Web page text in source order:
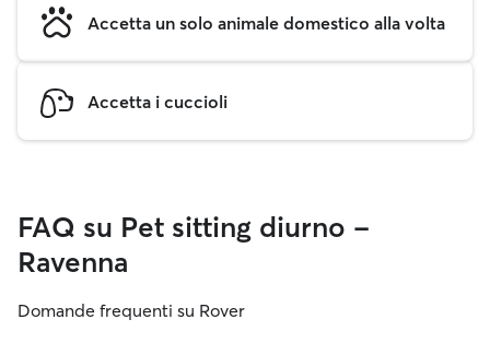
Accetta un solo animale domestico alla volta
Accetta i cuccioli
FAQ su Pet sitting diurno -
Ravenna
Domande frequenti su Rover